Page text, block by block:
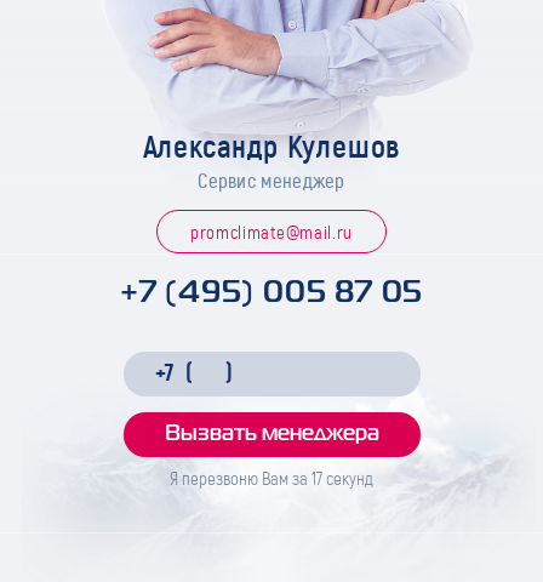
Александр Кулешов
Сервис менеджер
promclimate@mail.ru
+7 (495) 005 87 05
Я перезвоню Вам за 17секунд